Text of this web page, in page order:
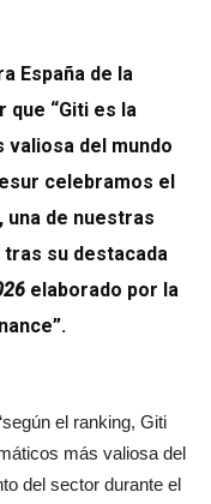
España de la
que “Giti es la
valiosa del mundo
celebramos el
de nuestras
su destacada
elaborado por la
el ranking, Giti
más valiosa del
del sector durante el